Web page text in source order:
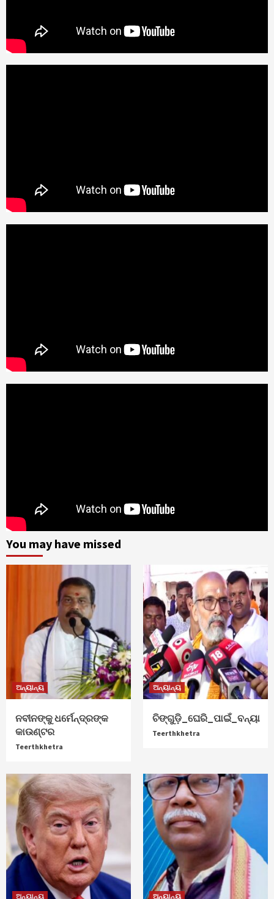
You may have missed
ଅନ୍ୟାନ୍ୟ
ନବୀନଙ୍କୁ ଧର୍ମେନ୍ଦ୍ରଙ୍କ
କାଉଣ୍ଟର
Teerthkhetra
ଅନ୍ୟାନ୍ୟ
ଚିଙ୍ଗୁଡ଼ି_ଘେରି_ପାଇଁ_ବନ୍ୟା
Teerthkhetra
ଅନ୍ୟାନ୍ୟ ଅନ୍ୟାନ୍ୟ